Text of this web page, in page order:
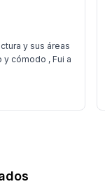
y sus áreas
cómodo , Fui a